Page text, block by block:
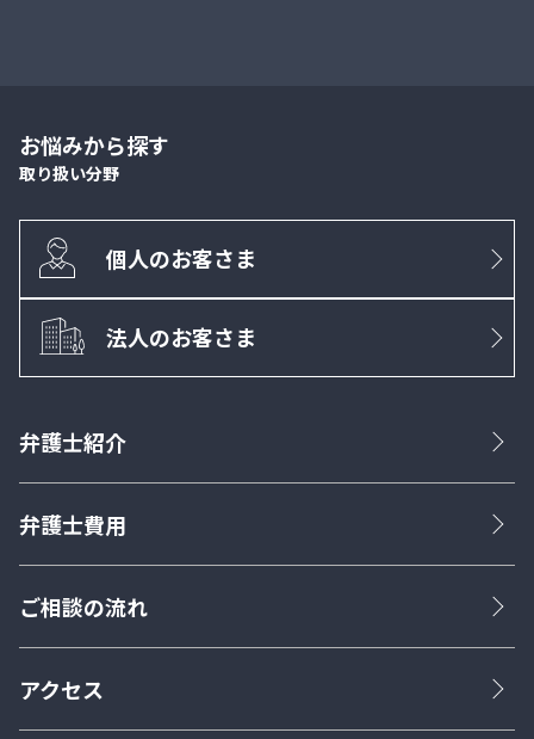
お悩みから探す
取り扱い分野
個人のお客さま
法人のお客さま
弁護士紹介
弁護士費用
ご相談の流れ
アクセス